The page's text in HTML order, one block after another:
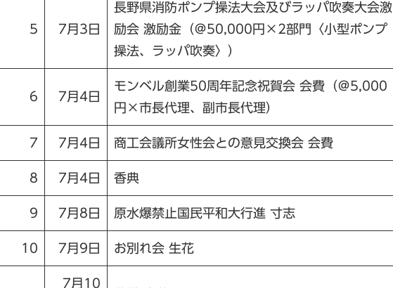
5 7月3日
長野県消防ポンプ操法大会及びラッパ吹奏大会激
励会 激励金（＠50,000円×2部門〈小型ポンプ
操法、ラッパ吹奏〉）
6 7月4日
モンベル創業50周年記念祝賀会 会費（＠5,000
円×市長代理、副市長代理）
7 7月4日 商工会議所女性会との意見交換会 会費
8 7月4日 香典
9 7月8日 原水爆禁止国民平和大行進 寸志
10 7月9日 お別れ会 生花
7月10